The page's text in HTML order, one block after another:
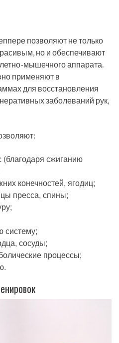
позволяют не только
но и обеспечивают
мышечного аппарата.
применяют в
для восстановления
заболеваний рук,
(благодаря сжиганию
конечностей, ягодиц;
пресса, спины;
систему;
сосуды;
процессы;